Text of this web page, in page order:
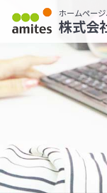
ホームペー
株式会